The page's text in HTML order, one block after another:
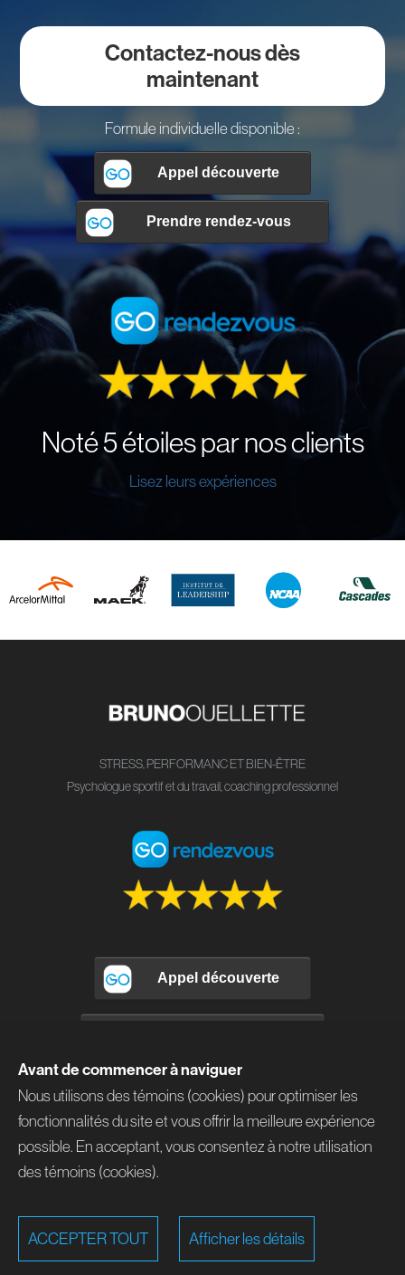
Avant de commencer à naviguer
Nous utilisons des témoins (cookies) pour optimiser les
fonctionnalités du site et vous offrir la meilleure expérience
possible. En acceptant, vous consentez à notre utilisation
des témoins (cookies).
ACCEPTER TOUT Afficher les détails
Contactez-nous dès
maintenant
Formule individuelle disponible :
Noté 5 étoiles par nos clients
Lisez leurs expériences
STRESS, PERFORMANC ET BIEN-ÊTRE
Psychologue sportif et du travail, coaching professionnel